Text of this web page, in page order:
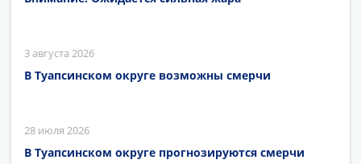
3 августа 2026
В Туапсинском округе возможны смерчи
28 июля 2026
В Туапсинском округе прогнозируются смерчи